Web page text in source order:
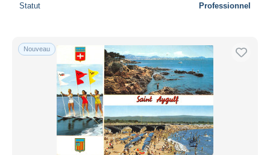
Statut Professionnel
Nouveau